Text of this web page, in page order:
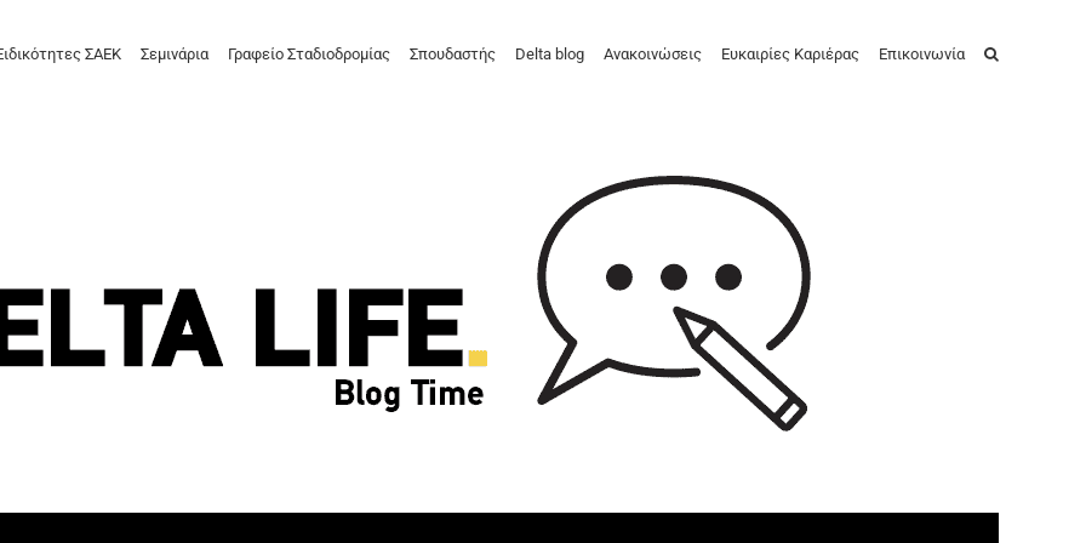
ΣΑΕΚ Σεμινάρια Γραφείο Σταδιοδρομίας Σπουδαστής Delta blog Ανακοινώσεις Ευκαιρίες Καριέρας Επικοινωνία